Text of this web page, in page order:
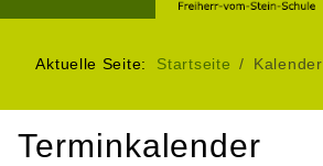
Aktuelle Seite: Startseite Kalender
Terminkalender